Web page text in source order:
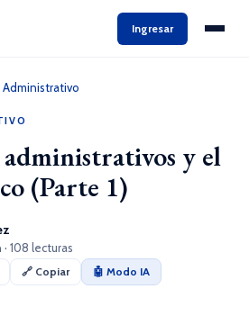
Ingresar
administrativos y el
(Parte 1)
· 108 lecturas
🔗 Copiar
🤖 Modo IA